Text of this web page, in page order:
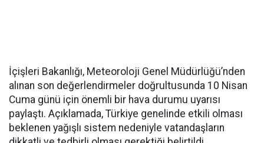
İçişleri Bakanlığı, Meteoroloji Genel Müdürlüğü’nden
alınan son değerlendirmeler doğrultusunda 10 Nisan
Cuma günü için önemli bir hava durumu uyarısı
paylaştı. Açıklamada, Türkiye genelinde etkili olması
beklenen yağışlı sistem nedeniyle vatandaşların